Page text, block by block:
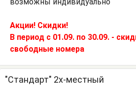
Акции! Скидки!
В период с 01.09. по 30.09. -
свободные номера
"Стандарт" 2х-местный